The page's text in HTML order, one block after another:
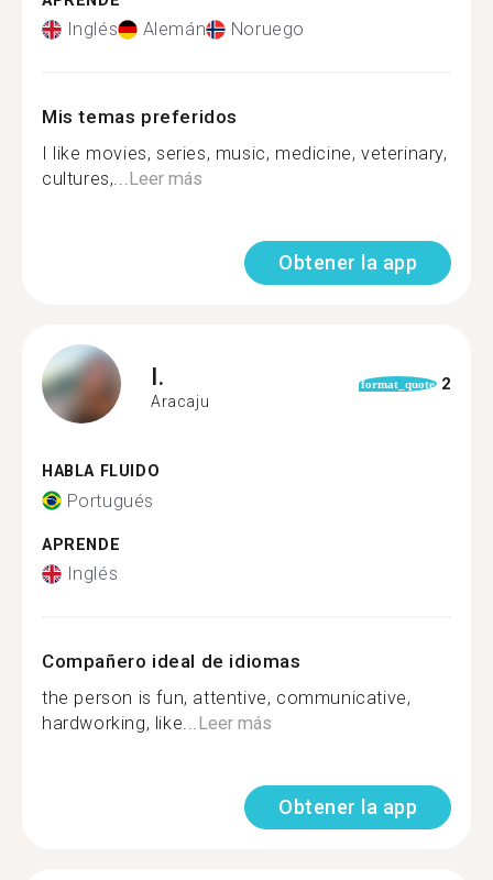
Inglés Alemán Noruego
Mis temas preferidos
I like movies, series, music, medicine, veterinary,
cultures,...Leer más
Obtener la app
I.
Aracaju
format_quote 2
HABLA FLUIDO
Portugués
APRENDE
Inglés
Compañero ideal de idiomas
the person is fun, attentive, communicative,
hardworking, like...Leer más
Obtener la app